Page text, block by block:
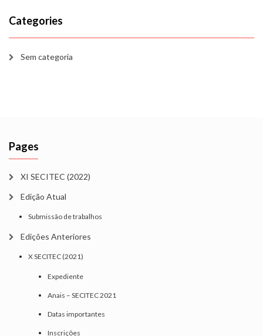
Categories
Sem categoria
Pages
XI SECITEC (2022)
Edição Atual
Submissão de trabalhos
Edições Anteriores
X SECITEC (2021)
Expediente
Anais – SECITEC 2021
Datas importantes
Inscrições